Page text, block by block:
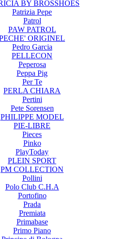
BY BROSSHOES
Patrizia Pepe
Patrol
PAW PATROL
ORIGINEL
Pedro Garcia
PELLECON
Peperosa
Peppa Pig
Per Te
PERLA CHIARA
Pertini
Pete Sorensen
PHILIPPE MODEL
PIE-LIBRE
Pieces
Pinko
PlayToday
PLEIN SPORT
PM COLLECTION
Pollini
Polo Club C.H.A
Portofino
Prada
Premiata
Primabase
Primo Piano